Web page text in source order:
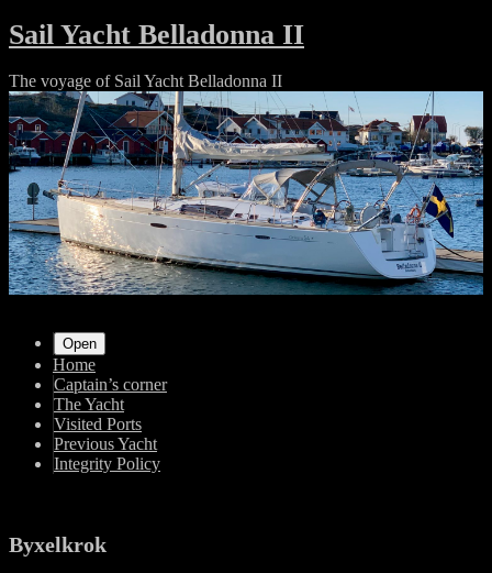
Skip
to
Sail Yacht Belladonna II
The voyage of Sail Yacht Belladonna II
Primary
Navigation
Open
Home
Captain’s corner
The Yacht
Visited Ports
Previous Yacht
Integrity Policy
Byxelkrok